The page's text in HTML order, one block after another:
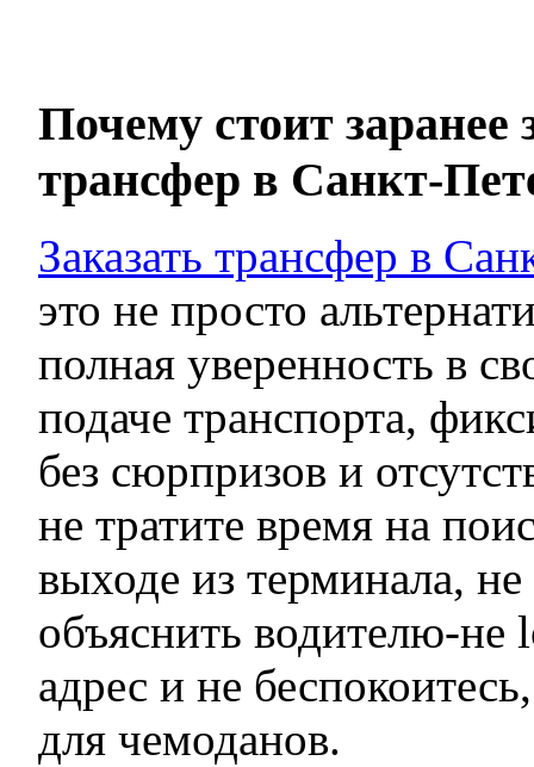
Почему стоит заранее
трансфер в Санкт-
Заказать трансфер в
это не просто
полная уверенность в
подаче транспорта,
без сюрпризов и
не тратите время на
выходе из терминала, не
объяснить водителю-
адрес и не
для чемоданов.